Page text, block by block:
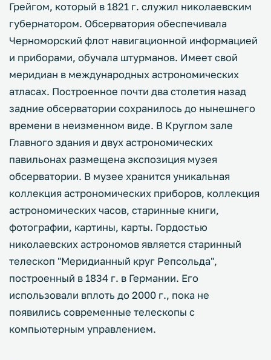
Грейгом, который в 1821 г. служил николаевским
губернатором. Обсерватория обеспечивала
Черноморский флот навигационной информацией
и приборами, обучала штурманов. Имеет свой
меридиан в международных астрономических
атласах. Построенное почти два столетия назад
задние обсерватории сохранилось до нынешнего
времени в неизменном виде. В Круглом зале
Главного здания и двух астрономических
павильонах размещена экспозиция музея
обсерватории. В музее хранится уникальная
коллекция астрономических приборов, коллекция
астрономических часов, старинные книги,
фотографии, картины, карты. Гордостью
николаевских астрономов является старинный
телескоп "Меридианный круг Репсольда",
построенный в 1834 г. в Германии. Его
использовали вплоть до 2000 г., пока не
появились современные телескопы с
компьютерным управлением.